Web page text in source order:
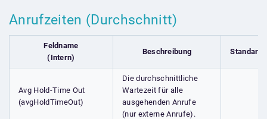
Anrufzeiten (Durchschnitt)
Feldname
(Intern)
Beschreibung
Avg Hold-Time Out
(avgHoldTimeOut)
Die durchschnittliche
Wartezeit für alle
ausgehenden Anrufe
(nur externe Anrufe).